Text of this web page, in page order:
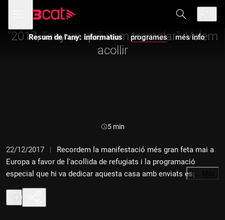
navegació
principal
menú
de
Resum de l'any: informatius programes més info
Resum de l'any: informatius
"2017, l'any en què vam tremolar": Volem
acollir
Durada:
5 min
22/12/2017
Recordem la manifestació més gran feta mai a
Europa a favor de l'acollida de refugiats i la programació
especial que hi va dedicar aquesta casa amb enviats especials
a Grècia, Belgrad, Sicília i el Líban. El fracàs de les quotes
europees i els naufragis al Mediterrani també s'inclouen en
aquest reportatge d'Adolf Beltran amb muntatge musical de
…